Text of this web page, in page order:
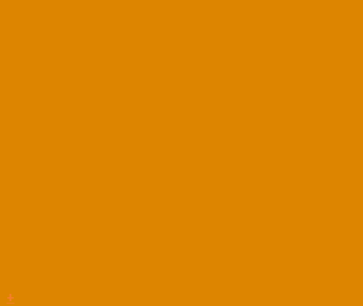
+